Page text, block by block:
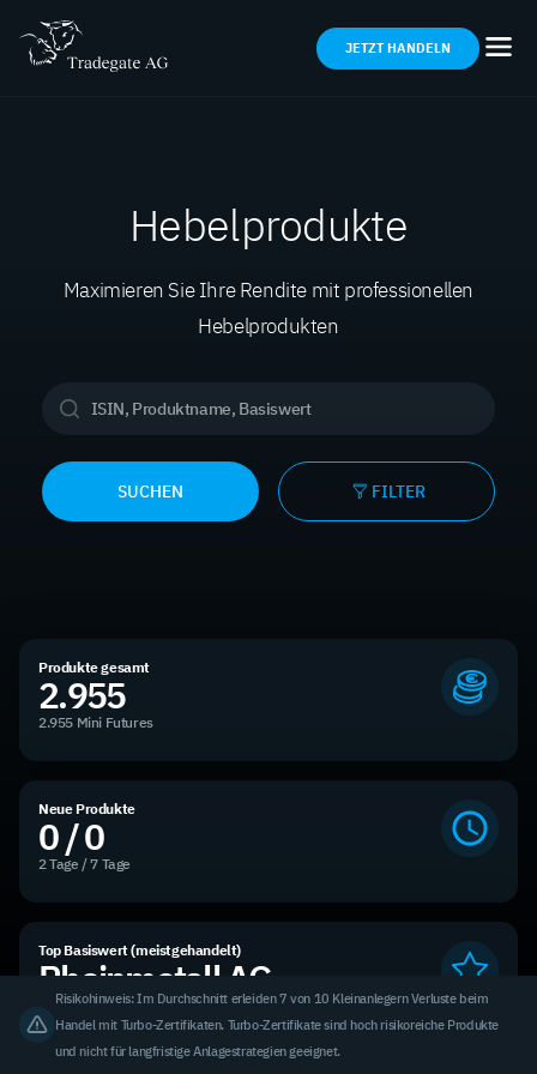
JETZT HANDELN
Hebelprodukte
Maximieren Sie Ihre Rendite mit professionellen
Hebelprodukten
SUCHEN FILTER
Produkte gesamt
2.955
2.955 Mini Futures
Neue Produkte
0 / 0
2 Tage / 7 Tage
Top Basiswert (meistgehandelt)
Rheinmetall AG
9,86 % des Handelsvolumens
Risikohinweis: Im Durchschnitt erleiden 7 von 10 Kleinanlegern Verluste beim
Handel mit Turbo-Zertifikaten. Turbo-Zertifikate sind hoch risikoreiche Produkte
und nicht für langfristige Anlagestrategien geeignet.